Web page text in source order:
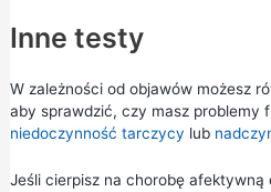
Inne testy
W zależności od objawów możesz
aby sprawdzić, czy masz problemy
niedoczynność tarczycy lub
Jeśli cierpisz na chorobę afektywną